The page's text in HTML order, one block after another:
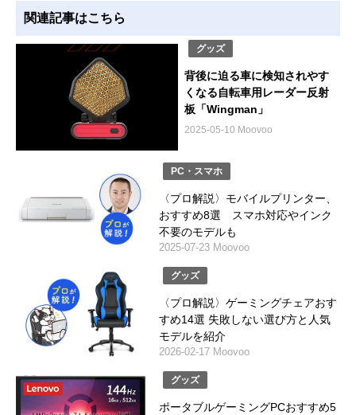
関連記事はこちら
グッズ
背後に迫る車に検知されやす
くなる自転車用レーダー反射
板「Wingman」
2025-05-10 Moovoo
PC・スマホ
〈プロ解説〉モバイルプリンター、
おすすめ8選 スマホ対応やインク
不要のモデルも
2025-07-23 Moovoo
グッズ
〈プロ解説〉ゲーミングチェアおす
すめ14選 失敗しない選び方と人気
モデルを紹介
2026-02-17 Moovoo
グッズ
ポータブルゲーミングPCおすすめ5